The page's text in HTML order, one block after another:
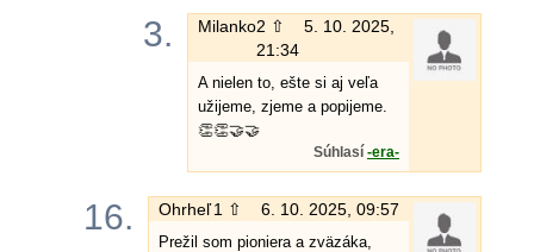
3. Milanko2 ⇧
5. 10. 2025,
21:34
A nielen to, ešte si aj veľa
užijeme, zjeme a popijeme.
👏👏🤝🤝
Súhlasí -era-
16. Ohrheľ1 ⇧ 6. 10. 2025, 09:57
Prežil som pioniera a zväzáka,